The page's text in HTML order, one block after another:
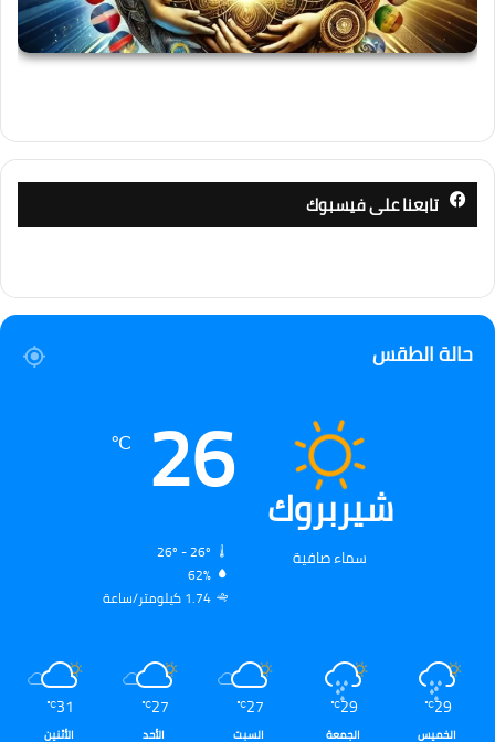
تابعنا على فيسبوك
حالة الطقس
شيربروك
سماء صافية
26
℃
62%
1.74 كيلومتر/ساعة
29
℃
الخميس
29
℃
الجمعة
27
℃
السبت
27
℃
الأحد
31
℃
الأثنين